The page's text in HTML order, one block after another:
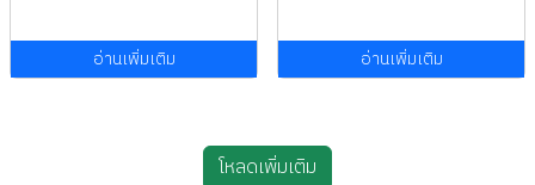
อ่านเพิ่มเติม อ่านเพิ่มเติม
โหลดเพิ่มเติม